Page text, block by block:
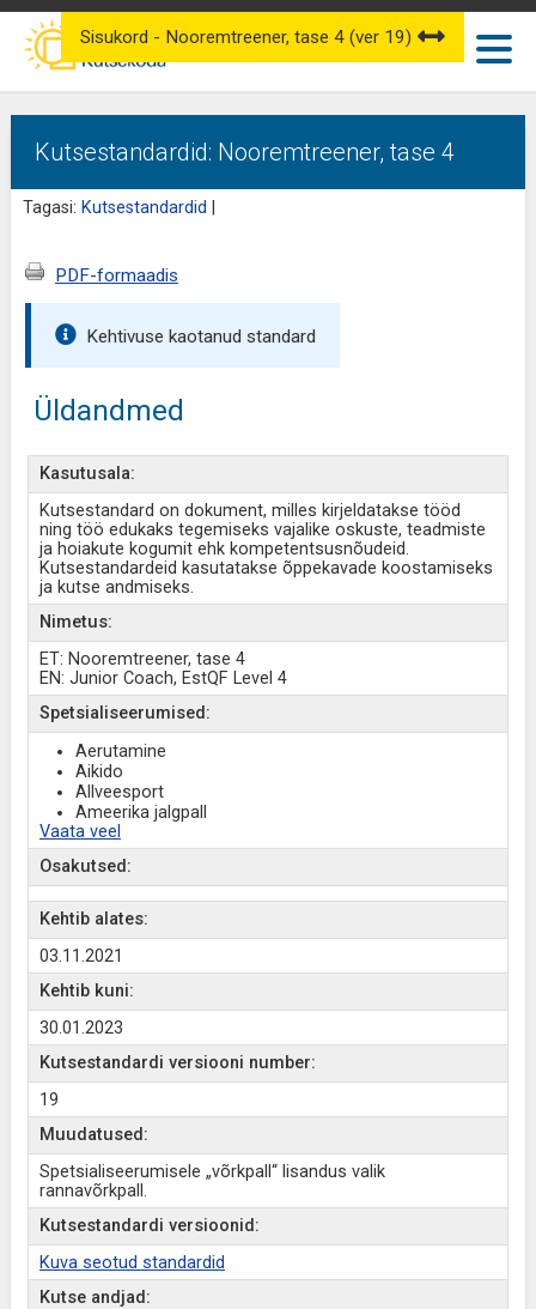
Kutsestandardid: Nooremtreener, tase 4
Tagasi: Kutsestandardid
Sisukord - Nooremtreener, tase 4 (ver 19)
PDF-formaadis
Kehtivuse kaotanud standard
Üldandmed
Kasutusala:
Kutsestandard on dokument, milles kirjeldatakse tööd
ning töö edukaks tegemiseks vajalike oskuste, teadmiste
ja hoiakute kogumit ehk kompetentsusnõudeid.
Kutsestandardeid kasutatakse õppekavade koostamiseks
ja kutse andmiseks.
Nimetus:
ET: Nooremtreener, tase 4
EN: Junior Coach, EstQF Level 4
Spetsialiseerumised:
Aerutamine
Aikido
Allveesport
Ameerika jalgpall
Vaata veel
Osakutsed:
Kehtib alates:
03.11.2021
Kehtib kuni:
30.01.2023
Kutsestandardi versiooni number:
19
Muudatused:
Spetsialiseerumisele „võrkpall“ lisandus valik
rannavõrkpall.
Kutsestandardi versioonid:
Kuva seotud standardid
Kutse andjad: